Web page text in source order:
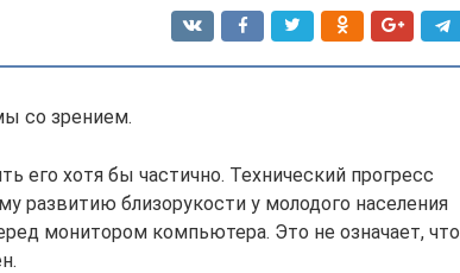
со зрением.
его хотя бы частично. Технический прогресс
развитию близорукости у молодого населения
монитором компьютера. Это не означает, что